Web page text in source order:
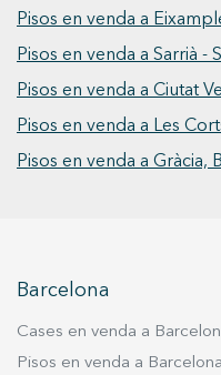
cinquena habitació
que es pot utilitzar
despatx o zona
bany de servei. Es tracta d’un habitatge pensat
per a qui busca
Pisos en venda a
Pisos en venda a Sarrià -
Pisos en venda a Ciutat
Pisos en venda a Les
Pisos en venda a Gràcia,
Barcelona
Cases en venda a
Pisos en venda a